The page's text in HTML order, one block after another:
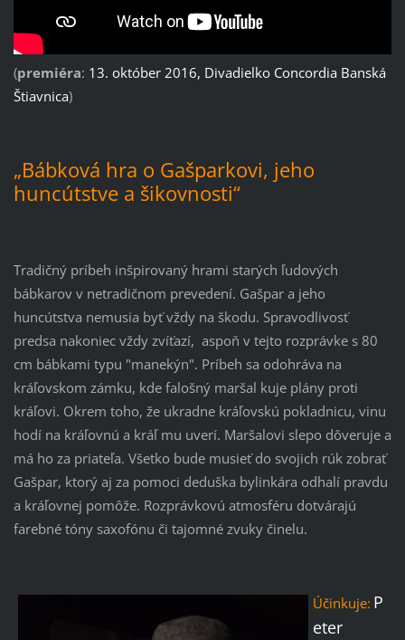
(premiéra: 13. október 2016, Divadielko Concordia Banská
Štiavnica)
„Bábková hra o Gašparkovi, jeho
huncútstve a šikovnosti“
Tradičný príbeh inšpirovaný hrami starých ľudových
bábkarov v netradičnom prevedení. Gašpar a jeho
huncútstva nemusia byť vždy na škodu. Spravodlivosť
predsa nakoniec vždy zvíťazí, aspoň v tejto rozprávke s 80
cm bábkami typu "manekýn". Príbeh sa odohráva na
kráľovskom zámku, kde falošný maršal kuje plány proti
kráľovi. Okrem toho, že ukradne kráľovskú pokladnicu, vinu
hodí na kráľovnú a kráľ mu uverí. Maršalovi slepo dôveruje a
má ho za priateľa. Všetko bude musieť do svojich rúk zobrať
Gašpar, ktorý aj za pomoci deduška bylinkára odhalí pravdu
a kráľovnej pomôže. Rozprávkovú atmosféru dotvárajú
farebné tóny saxofónu či tajomné zvuky činelu.
Účinkuje: P
eter